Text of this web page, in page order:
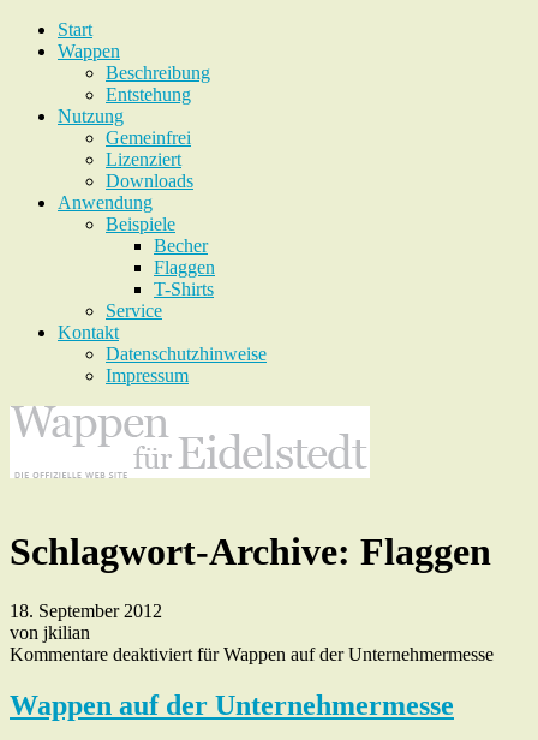
Start
Wappen
Beschreibung
Entstehung
Nutzung
Gemeinfrei
Lizenziert
Downloads
Anwendung
Beispiele
Becher
Flaggen
T-Shirts
Service
Kontakt
Datenschutzhinweise
Impressum
Schlagwort-Archive: Flaggen
18. September 2012
von jkilian
Kommentare deaktiviert für Wappen auf der Unternehmermesse
Wappen auf der Unternehmermesse